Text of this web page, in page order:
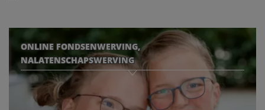
ONLINE FONDSENWERVING,
NALATENSCHAPSWERVING